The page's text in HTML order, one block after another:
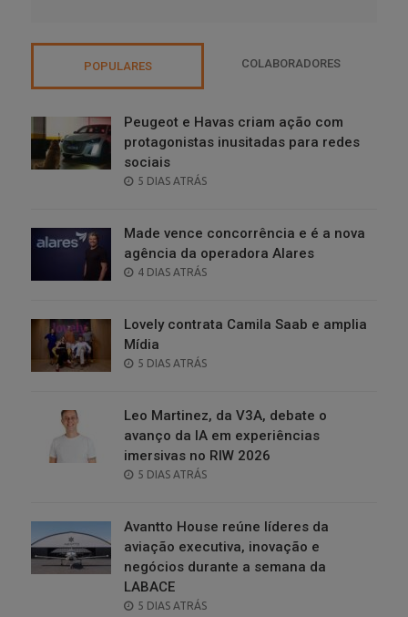
POPULARES COLABORADORES
Peugeot e Havas criam ação com
protagonistas inusitadas para redes
sociais
POSTED
5 DIAS ATRÁS
Made vence concorrência e é a nova
agência da operadora Alares
POSTED
4 DIAS ATRÁS
Lovely contrata Camila Saab e amplia
Mídia
POSTED
5 DIAS ATRÁS
Leo Martinez, da V3A, debate o
avanço da IA em experiências
imersivas no RIW 2026
POSTED
5 DIAS ATRÁS
Avantto House reúne líderes da
aviação executiva, inovação e
negócios durante a semana da
LABACE
POSTED
5 DIAS ATRÁS